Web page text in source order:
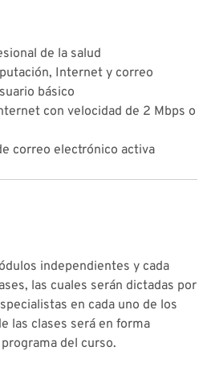
de la salud
Internet y correo
básico
con velocidad de 2 Mbps o
correo electrónico activa
independientes y cada
las cuales serán dictadas por
en cada uno de los
las clases será en forma
del curso.